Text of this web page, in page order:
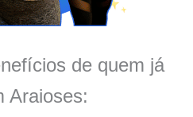
de quem já
Araioses: